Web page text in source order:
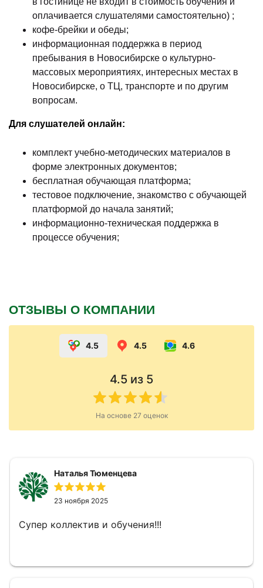
оплачивается слушателями самостоятельно) ;
кофе-брейки и обеды;
информационная поддержка в период
пребывания в Новосибирске о культурно-
массовых мероприятиях, интересных местах в
Новосибирске, о ТЦ, транспорте и по другим
вопросам.
Для слушателей онлайн:
комплект учебно-методических материалов в
форме электронных документов;
бесплатная обучающая платформа;
тестовое подключение, знакомство с обучающей
платформой до начала занятий;
информационно-техническая поддержка в
процессе обучения;
ОТЗЫВЫ О КОМПАНИИ
4.5 4.5 4.6
4.5 из 5
На основе 27 оценок
Наталья Тюменцева
23 ноября 2025
Супер коллектив и обучения!!!